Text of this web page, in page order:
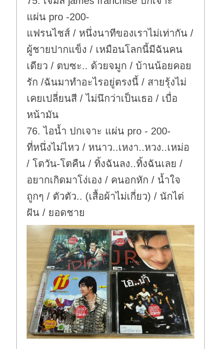
แผ่น pro -200-
แฟรนไชส์ / หนึ่งนาทีของเราไม่เท่ากัน /
ผู้ชายปากแข็ง / เหมือนโลกนี้มีฉันคน
เดียว / ตบซะ.. ด้วยจมูก / บ้านน้อยคอย
รัก /ฉันมาทำอะไรอยู่ตรงนี้ / สายรุ้งไม่
เคยเปลี่ยนสี / ไม่นึกว่าเป็นเธอ / เบื่อ
หน้ามัน
76. ไอน้ำ ปกเจาะ แผ่น pro - 200-
ที่หนึ่งไม่ไหว / หนาว..เหงา..หวง..เหม่อ
/ โตวัน-โตคืน / ทิ้งฉันลง..ทิ้งฉันเลย /
อยากเกิดมาโง่เอง / คนอกหัก / น้ำใจ
ถูกๆ / ตัวตัว.. (เสื้อผ้าไม่เกี่ยว) / นักไต่
ฝัน / ยอดชาย